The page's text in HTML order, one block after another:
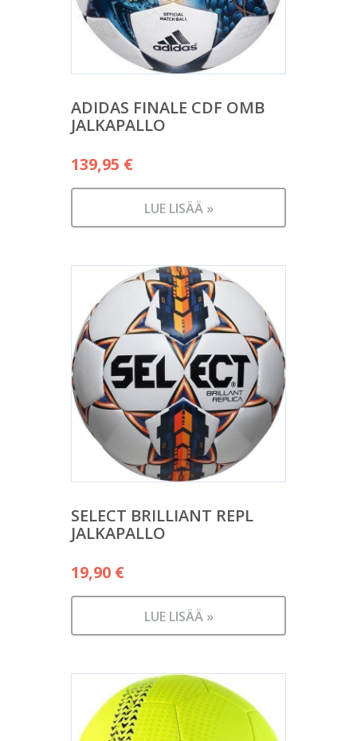
ADIDAS FINALE CDF OMB
JALKAPALLO
139,95 €
LUE LISÄÄ »
SELECT BRILLIANT REPL
JALKAPALLO
19,90 €
LUE LISÄÄ »